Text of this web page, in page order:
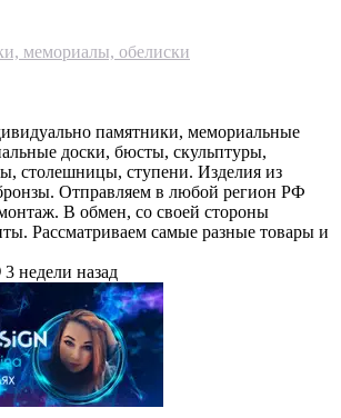
мемориалы, обелиски
памятники, мемориальные
доски, бюсты, скульптуры,
столешницы, ступени. Изделия из
Отправляем в любой регион РФ
В обмен, со своей стороны
Рассматриваем самые разные товары и
3 недели назад